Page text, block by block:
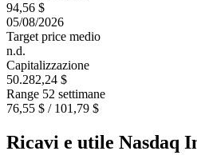
94,56 $
05/08/2026
Target price medio
n.d.
Capitalizzazione
50.282,24 $
Range 52 settimane
76,55 $ / 101,79 $
Ricavi e utile Nasdaq